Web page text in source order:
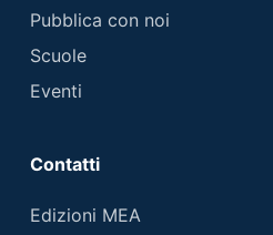
Pubblica con noi
Scuole
Eventi
Contatti
Edizioni MEA